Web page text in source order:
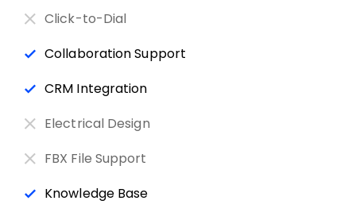
Click-to-Dial
Collaboration Support
CRM Integration
Electrical Design
FBX File Support
Knowledge Base